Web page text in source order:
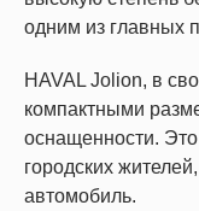
одним из главных
HAVAL Jolion, в
компактными
оснащенности.
городских
автомобиль.